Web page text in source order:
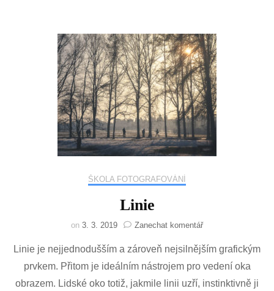
ŠKOLA FOTOGRAFOVÁNÍ
Linie
on 3. 3. 2019 Zanechat komentářna
Linie je nejjednodušším a zároveň nejsilnějším grafickým
prvkem. Přitom je ideálním nástrojem pro vedení oka
obrazem. Lidské oko totiž, jakmile linii uzří, instinktivně ji